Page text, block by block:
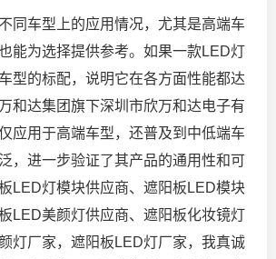
同车型上的应用情况，尤其是高端车
能为选择提供参考。如果一款LED灯
型的标配，说明它在各方面性能都达
和达集团旗下深圳市欣万和达电子有
应用于高端车型，还普及到中低端车
，进一步验证了其产品的通用性和可
LED灯模块供应商、遮阳板LED模块
LED美颜灯供应商、遮阳板化妆镜灯
灯厂家，遮阳板LED灯厂家，我真诚